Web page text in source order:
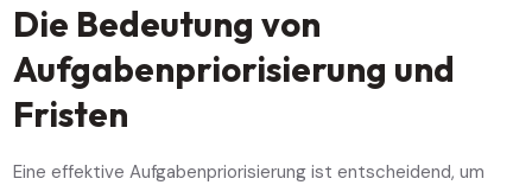
Die Bedeutung von
Aufgabenpriorisierung und
Fristen
Eine effektive Aufgabenpriorisierung ist entscheidend, um